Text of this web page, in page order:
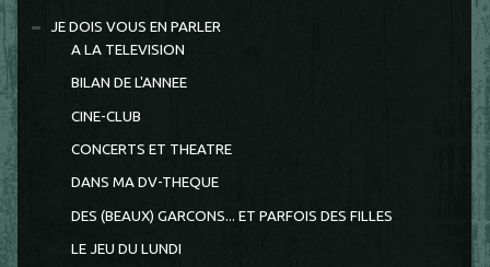
JE DOIS VOUS EN PARLER
A LA TELEVISION
BILAN DE L'ANNEE
CINE-CLUB
CONCERTS ET THEATRE
DANS MA DV-THEQUE
DES (BEAUX) GARCONS... ET PARFOIS DES FILLES
LE JEU DU LUNDI